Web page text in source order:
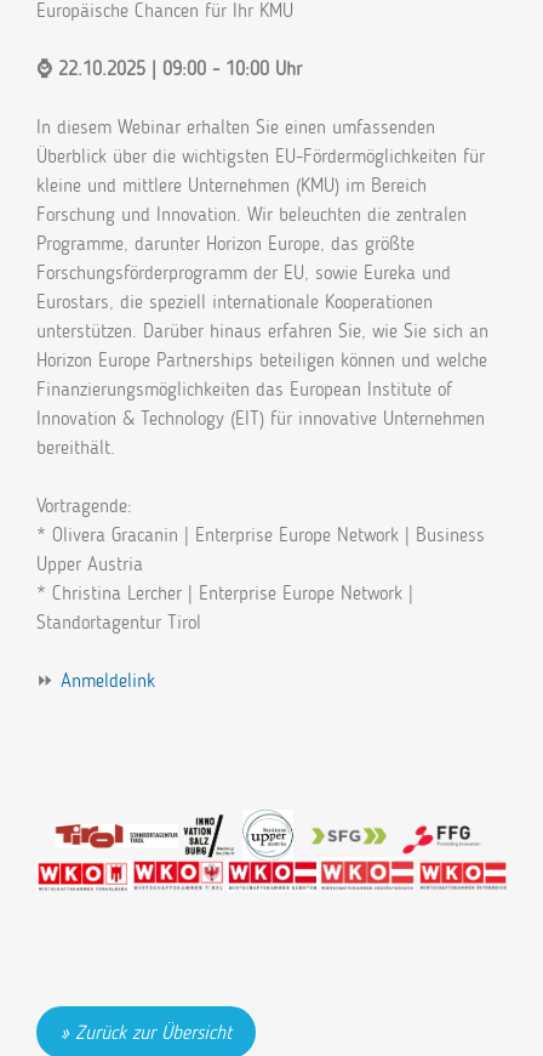
Europäische Chancen für Ihr KMU
⌚ 22.10.2025 | 09:00 - 10:00 Uhr
In diesem Webinar erhalten Sie einen umfassenden
Überblick über die wichtigsten EU-Fördermöglichkeiten für
kleine und mittlere Unternehmen (KMU) im Bereich
Forschung und Innovation. Wir beleuchten die zentralen
Programme, darunter Horizon Europe, das größte
Forschungsförderprogramm der EU, sowie Eureka und
Eurostars, die speziell internationale Kooperationen
unterstützen. Darüber hinaus erfahren Sie, wie Sie sich an
Horizon Europe Partnerships beteiligen können und welche
Finanzierungsmöglichkeiten das European Institute of
Innovation & Technology (EIT) für innovative Unternehmen
bereithält.
Vortragende:
* Olivera Gracanin | Enterprise Europe Network | Business
Upper Austria
* Christina Lercher | Enterprise Europe Network |
Standortagentur Tirol
⏩ Anmeldelink
Zurück zur Übersicht